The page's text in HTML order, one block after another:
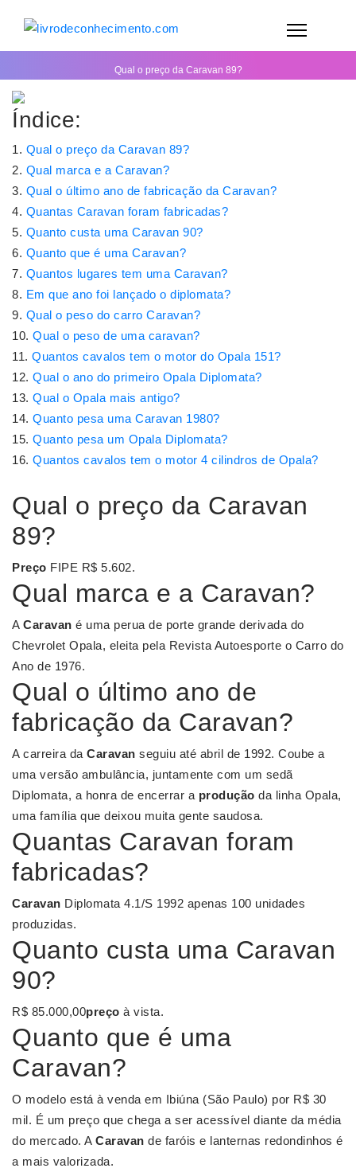
Qual o preço da Caravan 89?
Índice:
Qual o preço da Caravan 89?
Qual marca e a Caravan?
Qual o último ano de fabricação da Caravan?
Quantas Caravan foram fabricadas?
Quanto custa uma Caravan 90?
Quanto que é uma Caravan?
Quantos lugares tem uma Caravan?
Em que ano foi lançado o diplomata?
Qual o peso do carro Caravan?
Qual o peso de uma caravan?
Quantos cavalos tem o motor do Opala 151?
Qual o ano do primeiro Opala Diplomata?
Qual o Opala mais antigo?
Quanto pesa uma Caravan 1980?
Quanto pesa um Opala Diplomata?
Quantos cavalos tem o motor 4 cilindros de Opala?
Qual o preço da Caravan
89?
Preço FIPE R$ 5.602.
Qual marca e a Caravan?
A Caravan é uma perua de porte grande derivada do
Chevrolet Opala, eleita pela Revista Autoesporte o Carro do
Ano de 1976.
Qual o último ano de
fabricação da Caravan?
A carreira da Caravan seguiu até abril de 1992. Coube a
uma versão ambulância, juntamente com um sedã
Diplomata, a honra de encerrar a produção da linha Opala,
uma família que deixou muita gente saudosa.
Quantas Caravan foram
fabricadas?
Caravan Diplomata 4.1/S 1992 apenas 100 unidades
produzidas.
Quanto custa uma Caravan
90?
R$ 85.000,00preço à vista.
Quanto que é uma
Caravan?
O modelo está à venda em Ibiúna (São Paulo) por R$ 30
mil. É um preço que chega a ser acessível diante da média
do mercado. A Caravan de faróis e lanternas redondinhos é
a mais valorizada.